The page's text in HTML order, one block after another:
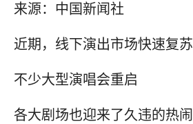
来源：中国新闻社
近期，线下演出市场快速复苏
不少大型演唱会重启
各大剧场也迎来了久违的热闹